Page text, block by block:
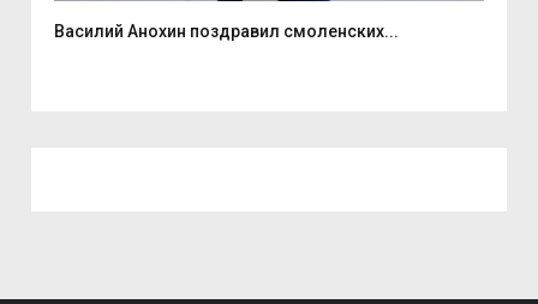
Василий Анохин поздравил смоленских...